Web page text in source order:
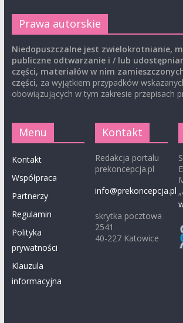
Prawa autorskie
Niedopuszczalne jest zwielokrotnianie,
publiczne odtwarzanie i / lub
części, materiałów w nim
części, za wyjątkiem przypadków
obowiązujących w tym zakresie przepisach
Menu
Kontakt
Współpraca
Partnerzy
Regulamin
Polityka
prywatności
Klauzula
informacyjna
Kontakt
Redakcja portalu
prekoncepcja.pl
info@prekoncepcja.pl
skrytka pocztowa
2541
40-227 Katowice